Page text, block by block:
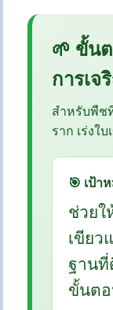
🌱 ขั้น
การเจ
สำหรับพืช
ราก เร่งใบ
🎯 เป้
ช่วยใ
เขียว
ฐาน
ขั้นต